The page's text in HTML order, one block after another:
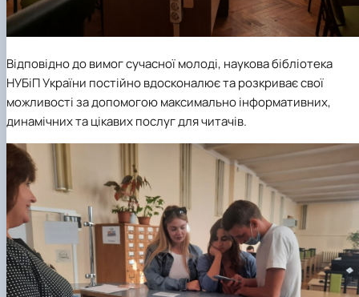
Відповідно до вимог сучасної молоді, наукова бібліотека
НУБіП України постійно вдосконалює та розкриває свої
можливості за допомогою максимально інформативних,
динамічних та цікавих послуг для читачів.